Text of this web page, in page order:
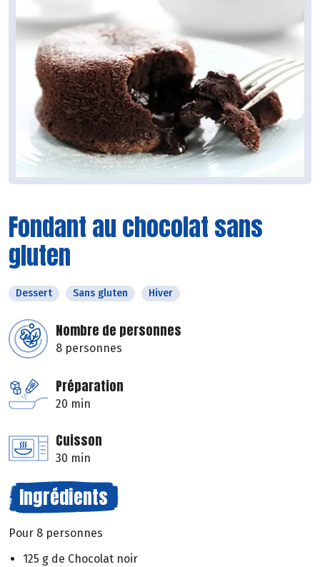
Fondant au chocolat sans
gluten
Dessert Sans gluten Hiver
Nombre de personnes
8 personnes
Préparation
20 min
Cuisson
30 min
Ingrédients
Pour 8 personnes
125 g de Chocolat noir